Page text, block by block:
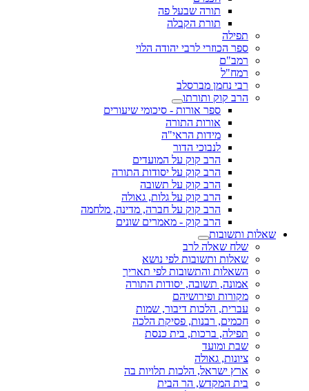
תורה שבעל פה
תורת הקבלה
תפילה
ספר הכוזרי לרבי יהודה הלוי
רמב"ם
רמח"ל
רבי נחמן מברסלב
הרב קוק ותורתו
ספר אורות - סיכומי שיעורים
אורות התורה
מידות הראי"ה
לנבוכי הדור
הרב קוק על המועדים
הרב קוק על יסודות התורה
הרב קוק על תשובה
הרב קוק על גלות, גאולה
הרב קוק על חברה, מדינה, מלחמה
הרב קוק - מאמרים שונים
שאלות ותשובות
שלח שאלה לרב
שאלות ותשובות לפי נושא
השאלות והתשובות לפי תאריך
אמונה, תשובה, יסודות התורה
מקורות ופירושיהם
עברית, הלכות דיבור, שמות
חכמים, רבנות, פסיקת הלכה
תפילה, ברכות, בית כנסת
שבת ומועד
ציונות, גאולה
ארץ ישראל, הלכות תלויות בה
בית המקדש, הר הבית